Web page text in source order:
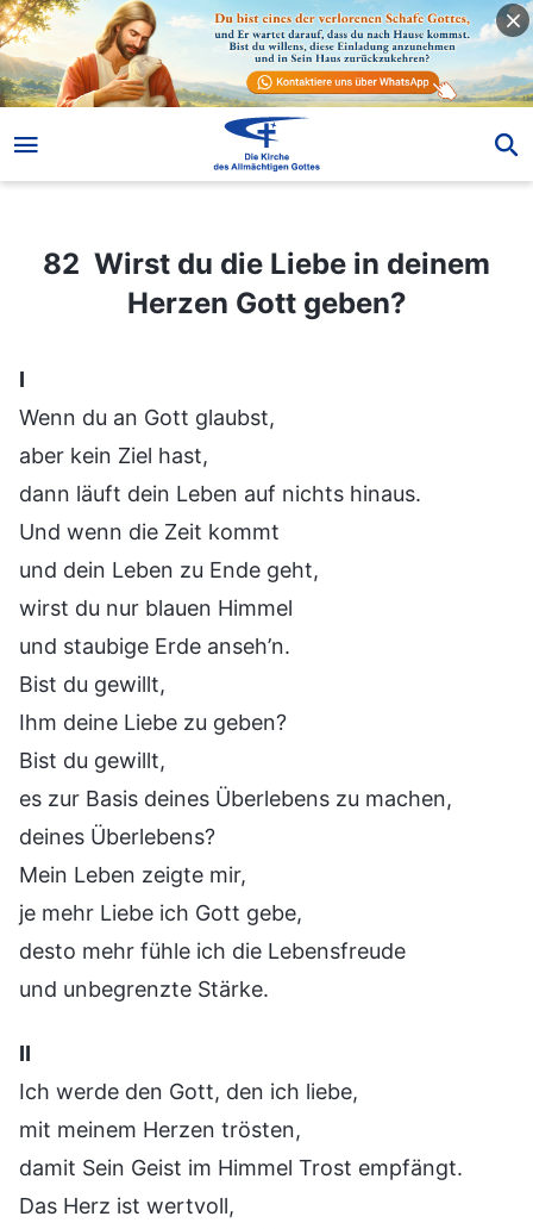
82 Wirst du die Liebe in deinem Herzen Gott geben?
82 Wirst du die Liebe in deinem
Herzen Gott geben?
Ⅰ
Wenn du an Gott glaubst,
aber kein Ziel hast,
dann läuft dein Leben auf nichts hinaus.
Und wenn die Zeit kommt
und dein Leben zu Ende geht,
wirst du nur blauen Himmel
und staubige Erde anseh’n.
Bist du gewillt,
Ihm deine Liebe zu geben?
Bist du gewillt,
es zur Basis deines Überlebens zu machen,
deines Überlebens?
Mein Leben zeigte mir,
je mehr Liebe ich Gott gebe,
desto mehr fühle ich die Lebensfreude
und unbegrenzte Stärke.
Ⅱ
Ich werde den Gott, den ich liebe,
mit meinem Herzen trösten,
damit Sein Geist im Himmel Trost empfängt.
Das Herz ist wertvoll,